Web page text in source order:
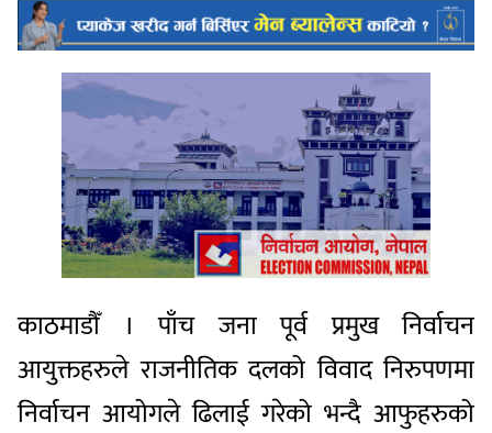
काठमाडौँ । पाँच जना पूर्व प्रमुख निर्वाचन
आयुक्तहरुले राजनीतिक दलको विवाद निरुपणमा
निर्वाचन आयोगले ढिलाई गरेको भन्दै आफुहरुको